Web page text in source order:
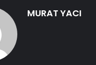
MURAT YACI